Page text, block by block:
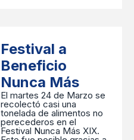
Festival a
Beneficio
Nunca Más
El martes 24 de Marzo se
recolectó casi una
tonelada de alimentos no
perecederos en el
Festival Nunca Más XIX.